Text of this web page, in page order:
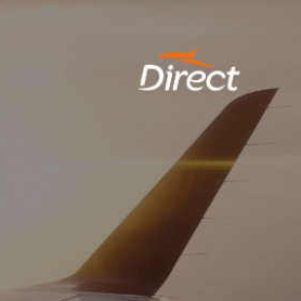
content